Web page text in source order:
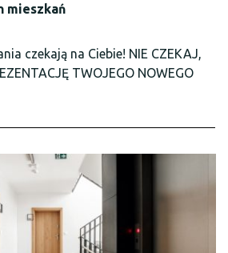
mieszkań
czekają na Ciebie! NIE CZEKAJ,
TWOJEGO NOWEGO